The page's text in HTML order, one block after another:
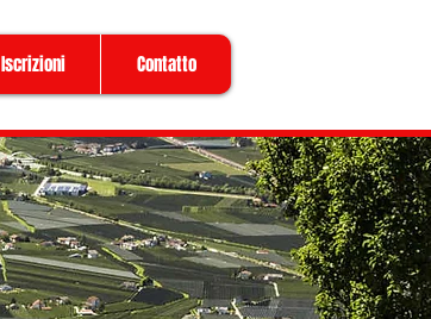
Iscrizioni Contatto